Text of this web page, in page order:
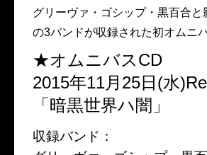
グリーヴァ・ゴシップ・黒百合と
の3バンドが収録された初オムニ
★オムニバスCD
2015年11月25日(水
「暗黒世界ハ闇」
収録バンド：